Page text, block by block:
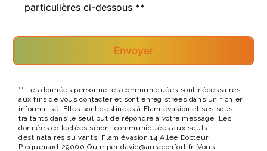
particulières ci-dessous **
Envoyer
** Les données personnelles communiquées sont nécessaires
aux fins de vous contacter et sont enregistrées dans un fichier
informatisé. Elles sont destinées à Flam'évasion et ses sous-
traitants dans le seul but de répondre à votre message. Les
données collectées seront communiquées aux seuls
destinataires suivants: Flam'évasion 14 Allée Docteur
Picquenard 29000 Quimper david@auraconfort.fr. Vous